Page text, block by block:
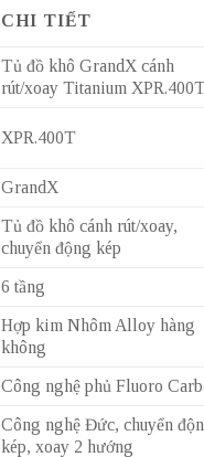
CHI TIẾT
Tủ đồ khô GrandX cánh
rút/xoay Titanium
XPR.400T
GrandX
Tủ đồ khô cánh rút/xoay,
chuyển động kép
6 tầng
Hợp kim Nhôm Alloy hàng
không
Công nghệ phủ Fluoro
Công nghệ Đức, chuyển
kép, xoay 2 hướng